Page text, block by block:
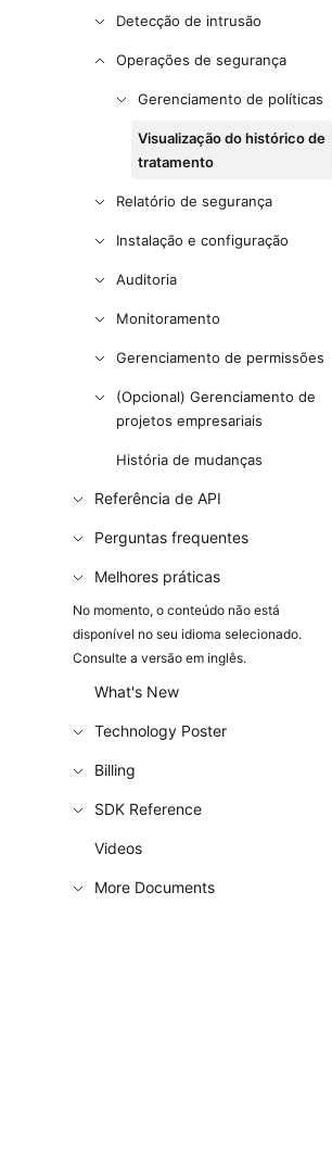
Detecção de intrusão
Operações de segurança
Gerenciamento de políticas
Visualização do histórico de
tratamento
Relatório de segurança
Instalação e configuração
Auditoria
Monitoramento
Gerenciamento de permissões
(Opcional) Gerenciamento de
projetos empresariais
História de mudanças
Referência de API
Perguntas frequentes
Melhores práticas
No momento, o conteúdo não está
disponível no seu idioma selecionado.
Consulte a versão em inglês.
What's New
Technology Poster
Billing
SDK Reference
Videos
More Documents